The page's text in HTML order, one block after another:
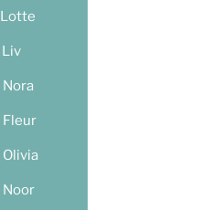
Lotte
Liv
Nora
Fleur
Olivia
Noor